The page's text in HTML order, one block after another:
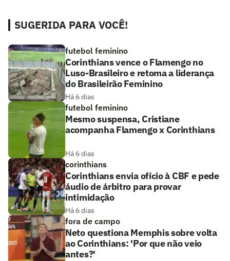
SUGERIDA PARA VOCÊ!
futebol feminino
Corinthians vence o Flamengo no
Luso-Brasileiro e retoma a liderança
do Brasileirão Feminino
Há 6 dias
futebol feminino
Mesmo suspensa, Cristiane
acompanha Flamengo x Corinthians
Há 6 dias
corinthians
Corinthians envia ofício à CBF e pede
áudio de árbitro para provar
intimidação
Há 6 dias
fora de campo
Neto questiona Memphis sobre volta
ao Corinthians: 'Por que não veio
antes?'